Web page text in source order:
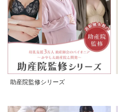
助産院監修シリーズ